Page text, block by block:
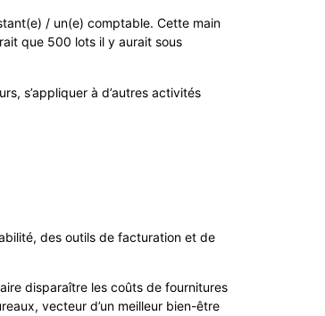
/ un(e) comptable. Cette main
que 500 lots il y aurait sous
s’appliquer à d’autres activités
des outils de facturation et de
disparaître les coûts de fournitures
vecteur d’un meilleur bien-être